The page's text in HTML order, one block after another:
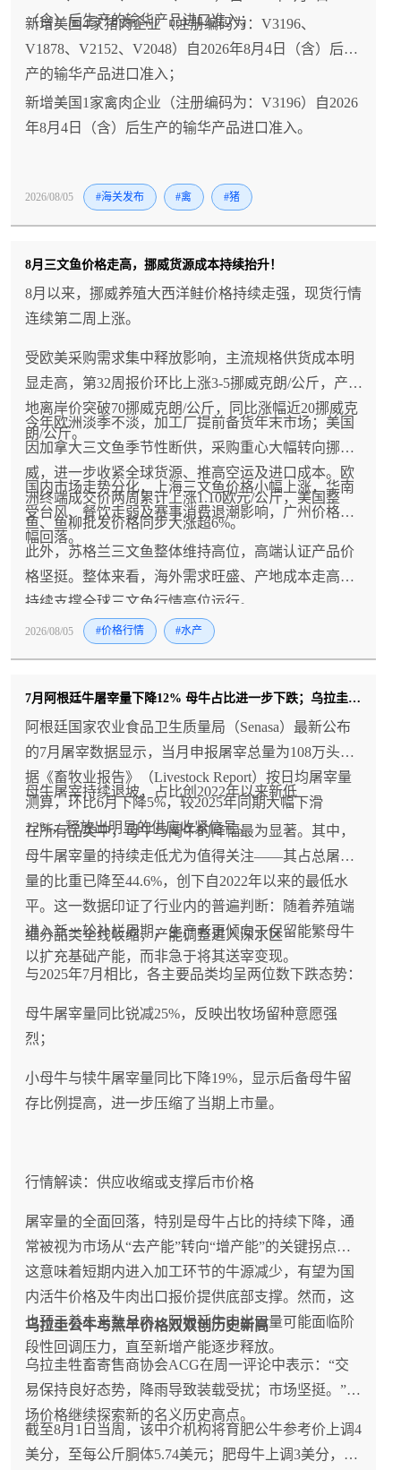
（含）后生产的输华产品进口准入；
新增美国4家猪肉企业（注册编码为：V3196、
V1878、V2152、V2048）自2026年8月4日（含）后生
产的输华产品进口准入；
新增美国1家禽肉企业（注册编码为：V3196）自2026
年8月4日（含）后生产的输华产品进口准入。
2026/08/05 #海关发布 #禽 #猪
8月三文鱼价格走高，挪威货源成本持续抬升！
8月以来，挪威养殖大西洋鲑价格持续走强，现货行情
连续第二周上涨。
受欧美采购需求集中释放影响，主流规格供货成本明
显走高，第32周报价环比上涨3-5挪威克朗/公斤，产
地离岸价突破70挪威克朗/公斤，同比涨幅近20挪威克
朗/公斤。
今年欧洲淡季不淡，加工厂提前备货年末市场；美国
因加拿大三文鱼季节性断供，采购重心大幅转向挪
威，进一步收紧全球货源、推高空运及进口成本。欧
洲终端成交价两周累计上涨1.10欧元/公斤，美国整
鱼、鱼柳批发价格同步大涨超6%。
国内市场走势分化，上海三文鱼价格小幅上涨，华南
受台风、餐饮走弱及赛事消费退潮影响，广州价格小
幅回落。
此外，苏格兰三文鱼整体维持高位，高端认证产品价
格坚挺。整体来看，海外需求旺盛、产地成本走高将
持续支撑全球三文鱼行情高位运行。
2026/08/05 #价格行情 #水产
7月阿根廷牛屠宰量下降12% 母牛占比进一步下跌；乌拉圭牛羊价格双双创历史新高
阿根廷国家农业食品卫生质量局（Senasa）最新公布
的7月屠宰数据显示，当月申报屠宰总量为108万头。
据《畜牧业报告》（Livestock Report）按日均屠宰量
测算，环比6月下降5%，较2025年同期大幅下滑
12%，释放出明显的供应收紧信号。
母牛屠宰持续退坡，占比创2022年以来新低
在所有品类中，母牛与阉牛的降幅最为显著。其中，
母牛屠宰量的持续走低尤为值得关注——其占总屠宰
量的比重已降至44.6%，创下自2022年以来的最低水
平。这一数据印证了行业内的普遍判断：随着养殖端
进入新一轮补栏周期，生产者更倾向于保留能繁母牛
以扩充基础产能，而非急于将其送宰变现。
细分品类全线收缩，产能调整进入深水区
与2025年7月相比，各主要品类均呈两位数下跌态势：
母牛屠宰量同比锐减25%，反映出牧场留种意愿强
烈；
小母牛与犊牛屠宰量同比下降19%，显示后备母牛留
存比例提高，进一步压缩了当期上市量。
行情解读：供应收缩或支撑后市价格
屠宰量的全面回落，特别是母牛占比的持续下降，通
常被视为市场从“去产能”转向“增产能”的关键拐点。
这意味着短期内进入加工环节的牛源减少，有望为国
内活牛价格及牛肉出口报价提供底部支撑。然而，这
也预示着未来数月内，阿根廷牛肉出口量可能面临阶
段性回调压力，直至新增产能逐步释放。
乌拉圭公牛与羔羊价格双双创历史新高
乌拉圭牲畜寄售商协会ACG在周一评论中表示：“交
易保持良好态势，降雨导致装载受扰；市场坚挺。”牧
场价格继续探索新的名义历史高点。
截至8月1日当周，该中介机构将育肥公牛参考价上调4
美分，至每公斤胴体5.74美元；肥母牛上调3美分，至